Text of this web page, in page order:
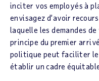
inciter vos employés à
envisagez d’avoir
laquelle les demandes
principe du premier
politique peut faciliter
établir un cadre équitable